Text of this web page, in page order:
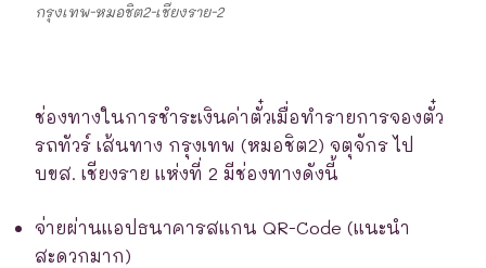
กรุงเทพ-หมอชิต2-เชียงราย-2
ช่องทางในการชำระเงินค่าตั๋วเมื่อทำรายการจองตั๋ว
รถทัวร์ เส้นทาง กรุงเทพ (หมอชิต2) จตุจักร ไป
บขส. เชียงราย แห่งที่ 2 มีช่องทางดังนี้
จ่ายผ่านแอปธนาคารสแกน QR-Code (แนะนำ
สะดวกมาก)